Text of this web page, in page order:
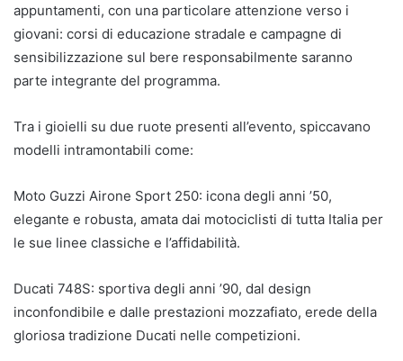
appuntamenti, con una particolare attenzione verso i
giovani: corsi di educazione stradale e campagne di
sensibilizzazione sul bere responsabilmente saranno
parte integrante del programma.
Tra i gioielli su due ruote presenti all’evento, spiccavano
modelli intramontabili come:
Moto Guzzi Airone Sport 250: icona degli anni ’50,
elegante e robusta, amata dai motociclisti di tutta Italia per
le sue linee classiche e l’affidabilità.
Ducati 748S: sportiva degli anni ’90, dal design
inconfondibile e dalle prestazioni mozzafiato, erede della
gloriosa tradizione Ducati nelle competizioni.